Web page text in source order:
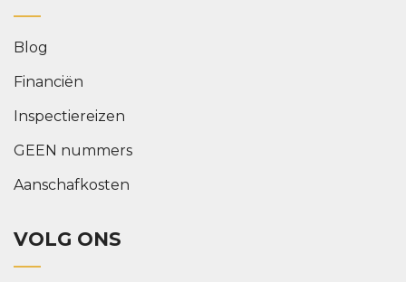
Blog
Financiën
Inspectiereizen
GEEN nummers
Aanschafkosten
VOLG ONS